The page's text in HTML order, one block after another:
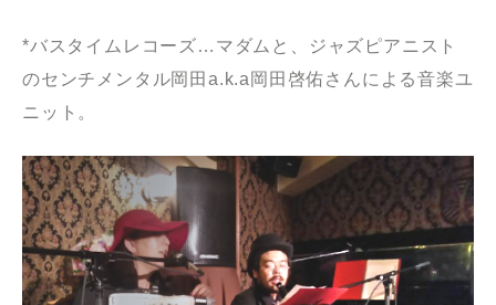
*バスタイムレコーズ…マダムと、ジャズピアニスト
のセンチメンタル岡田a.k.a岡田啓佑さんによる音楽ユ
ニット。